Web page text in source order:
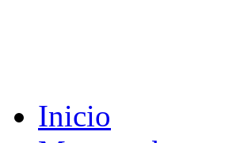
Inicio